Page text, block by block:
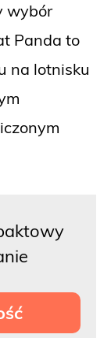
wybór
Panda to
na lotnisku